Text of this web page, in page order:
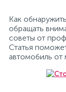
Как
обращать
советы от
Статья
автомобиль от
Кузовные
Плановое Т.О.
Технологии